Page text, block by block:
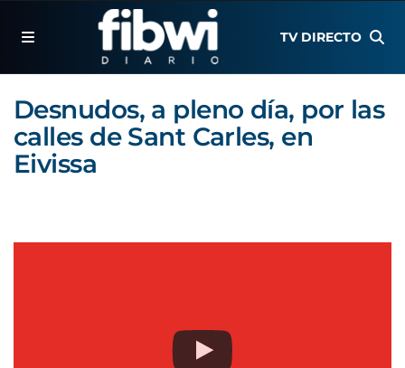
TV DIRECTO
Desnudos, a pleno día, por las
calles de Sant Carles, en
Eivissa